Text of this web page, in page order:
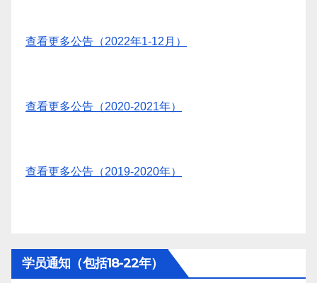
查看更多公告（2022年1-12月）
查看更多公告（2020-2021年）
查看更多公告（2019-2020年）
学员通知（包括18-22年）